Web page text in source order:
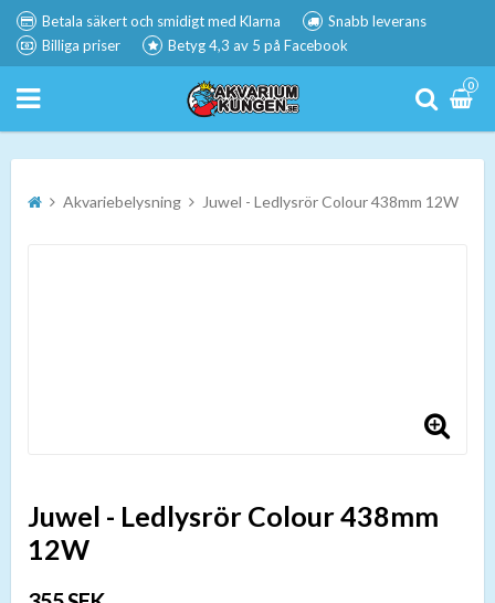
Betala säkert och smidigt med Klarna
Snabb leverans
Billiga priser
Betyg 4,3 av 5 på Facebook
0
Akvariebelysning Juwel - Ledlysrör Colour 438mm 12W
Juwel - Ledlysrör Colour 438mm
12W